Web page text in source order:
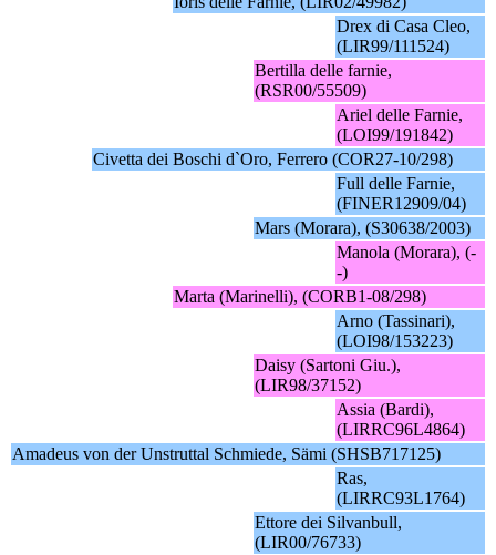
Drex di Casa Cleo,
(LIR99/111524)
Bertilla delle farnie,
(RSR00/55509)
Ariel delle Farnie,
(LOI99/191842)
Civetta dei Boschi d`Oro, Ferrero (COR27-10/298)
Full delle Farnie,
(FINER12909/04)
Mars (Morara), (S30638/2003)
Manola (Morara), (-
-)
Marta (Marinelli), (CORB1-08/298)
Arno (Tassinari),
(LOI98/153223)
Daisy (Sartoni Giu.),
(LIR98/37152)
Assia (Bardi),
(LIRRC96L4864)
Amadeus von der Unstruttal Schmiede, Sämi (SHSB717125)
Ras,
(LIRRC93L1764)
Ettore dei Silvanbull,
(LIR00/76733)